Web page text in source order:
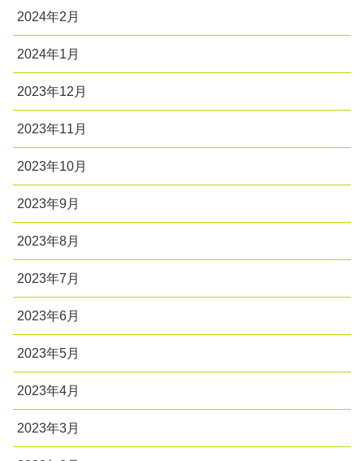
2024年2月
2024年1月
2023年12月
2023年11月
2023年10月
2023年9月
2023年8月
2023年7月
2023年6月
2023年5月
2023年4月
2023年3月